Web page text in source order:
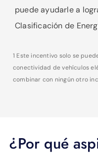
puede ayudarle a
Clasificación de
1 Este incentivo solo se
conectividad de vehículos
combinar con ningún otro
¿Por qué